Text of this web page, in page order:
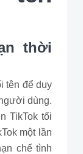
thời
tên để duy
dùng.
TikTok tối
một lần
chế tình